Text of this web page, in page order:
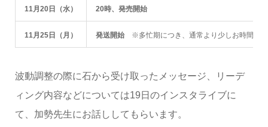
11月20日（水） 20時、発売開始
11月25日（月） 発送開始 ※多忙期につき、通常より少しお時間を
波動調整の際に石から受け取ったメッセージ、リーデ
ィング内容などについては19日のインスタライブに
て、加勢先生にお話ししてもらいます。